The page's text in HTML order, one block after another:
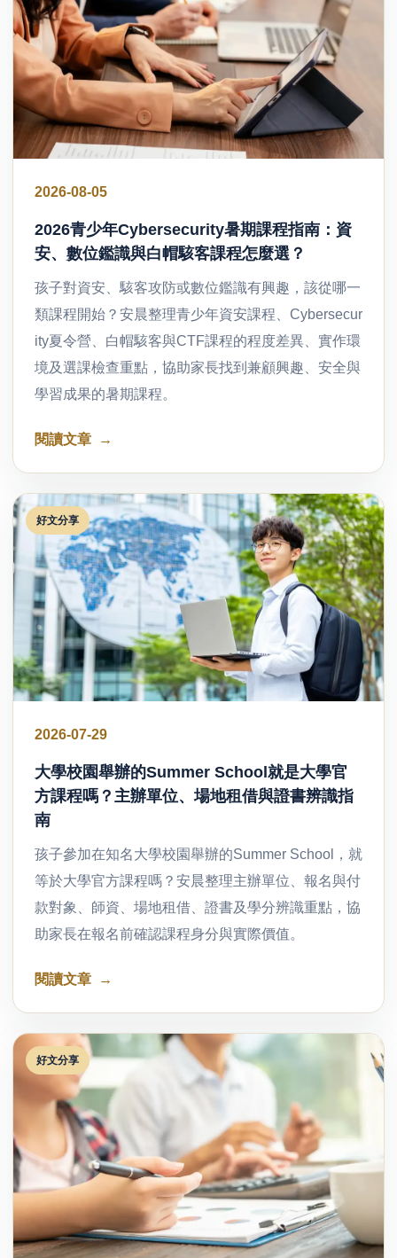
2026-08-05
2026青少年Cybersecurity暑期課程指南：資
安、數位鑑識與白帽駭客課程怎麼選？
孩子對資安、駭客攻防或數位鑑識有興趣，該從哪一
類課程開始？安晨整理青少年資安課程、Cybersecur
ity夏令營、白帽駭客與CTF課程的程度差異、實作環
境及選課檢查重點，協助家長找到兼顧興趣、安全與
學習成果的暑期課程。
閱讀文章
好文分享
2026-07-29
大學校園舉辦的Summer School就是大學官
方課程嗎？主辦單位、場地租借與證書辨識指
南
孩子參加在知名大學校園舉辦的Summer School，就
等於大學官方課程嗎？安晨整理主辦單位、報名與付
款對象、師資、場地租借、證書及學分辨識重點，協
助家長在報名前確認課程身分與實際價值。
閱讀文章
好文分享